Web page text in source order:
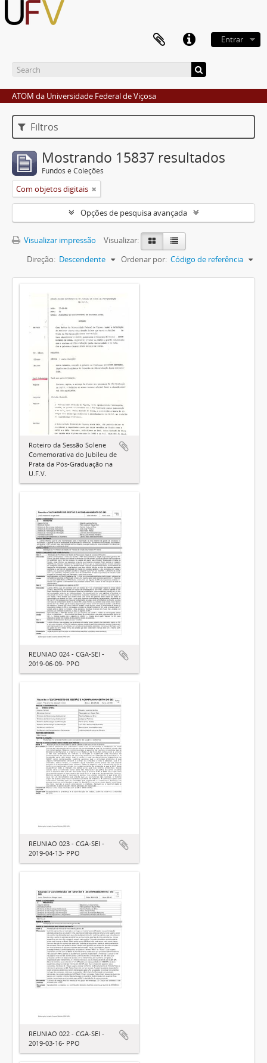
Entrar
ATOM da Universidade Federal de Viçosa
Filtros
Mostrando 15837 resultados
Fundos e Coleções
Com objetos digitais
Opções de pesquisa avançada
Visualizar impressão
Visualizar:
Ordenar por: Código de referência
Direção: Descendente
Roteiro da Sessão Solene
Comemorativa do Jubileu de
Prata da Pós-Graduação na
U.F.V.
REUNIAO 024 - CGA-SEI -
2019-06-09- PPO
REUNIAO 023 - CGA-SEI -
2019-04-13- PPO
REUNIAO 022 - CGA-SEI -
2019-03-16- PPO